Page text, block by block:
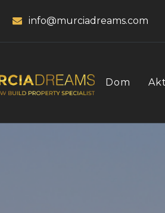
info@murciadreams.com
Dom